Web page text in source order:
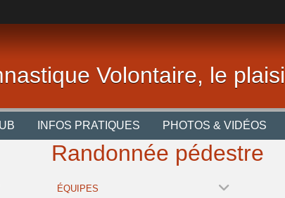
Volontaire, le
INFOS PRATIQUES PHOTOS & VIDÉOS
Randonnée pédestre
ÉQUIPES